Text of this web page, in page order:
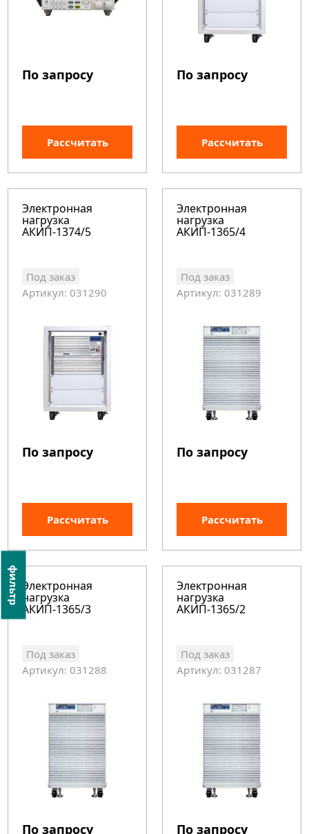
фильтр
По запросу
Рассчитать
По запросу
Рассчитать
Электронная
нагрузка
АКИП-1374/5
Под заказ
Артикул: 031290
По запросу
Рассчитать
Электронная
нагрузка
АКИП-1365/4
Под заказ
Артикул: 031289
По запросу
Рассчитать
Электронная
нагрузка
АКИП-1365/3
Под заказ
Артикул: 031288
По запросу
Электронная
нагрузка
АКИП-1365/2
Под заказ
Артикул: 031287
По запросу